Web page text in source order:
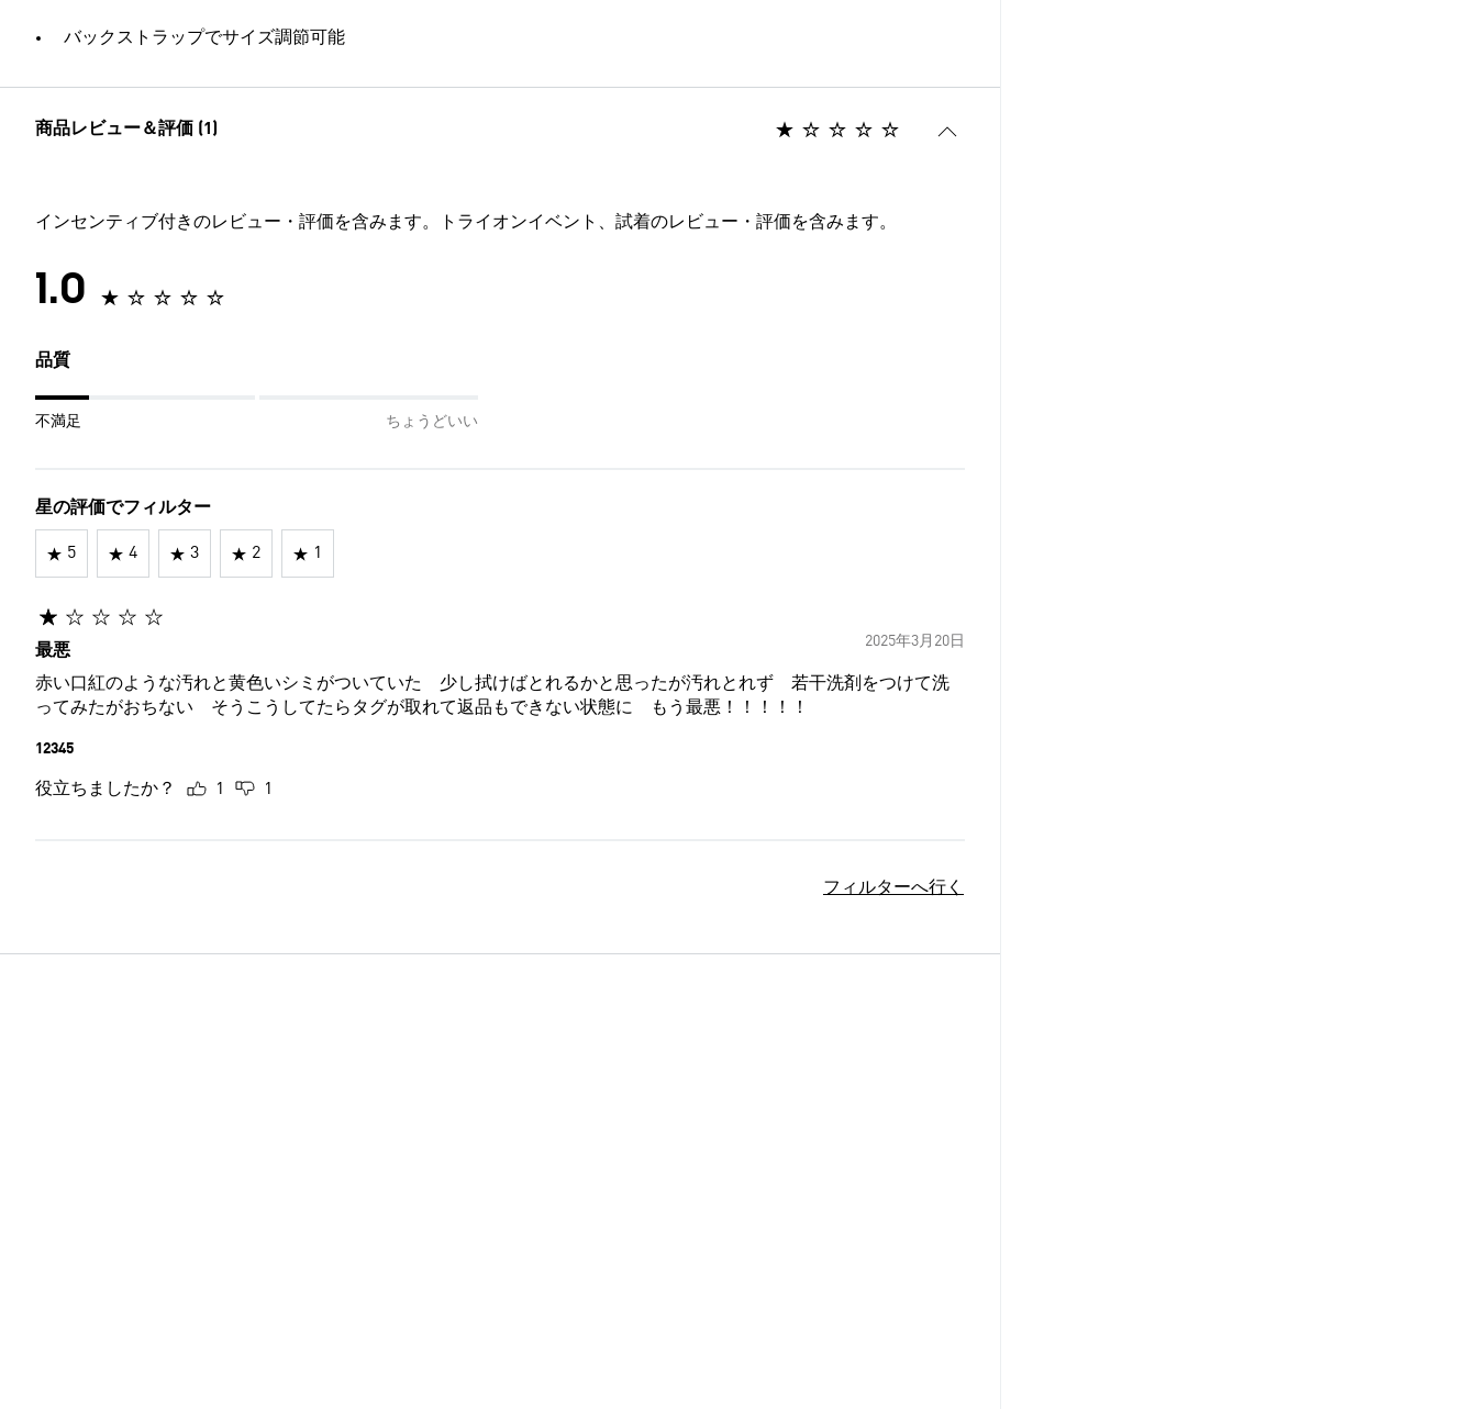
バックストラップでサイズ調節可能
商品レビュー＆評価 (1)
インセンティブ付きのレビュー・評価を含みます。トライオンイベント、試着のレビュー・評価を含みます。
1.0
品質
不満足 ちょうどいい
星の評価でフィルター
5 4 3 2 1
2025年3月20日
最悪
赤い口紅のような汚れと黄色いシミがついていた 少し拭けばとれるかと思ったが汚れとれず 若干洗剤をつけて洗
ってみたがおちない そうこうしてたらタグが取れて返品もできない状態に もう最悪！！！！！
12345
役立ちましたか？ 1 1
フィルターへ行く